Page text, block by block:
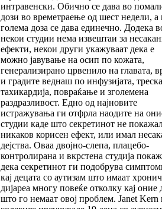
интравенски. Обично се дава во
дози во времетраење од шест недели, а
голема доза се дава единечно. Додека
некои студии нема извештаи за
ефекти, некои други укажуваат дека е
можно јавување на осип по кожата,
генерализирано црвенило на главата,
и градите веднаш по инфузијата,
тахикардија, повраќање и зголемена
раздразливост. Едно од најновите
истражувања ги отфрла наодите на
студии каде што секретинот не
никаков корисен ефект, или имал
дејства. Оваа двојно-слепа, плацебо-
контролирана и вкрстена студија
дека секретинот ги подобрува
кај децата со аутизам што имаат
дијареа многу повеќе отколку кај оние
што го немаат овој проблем. Janet Kern